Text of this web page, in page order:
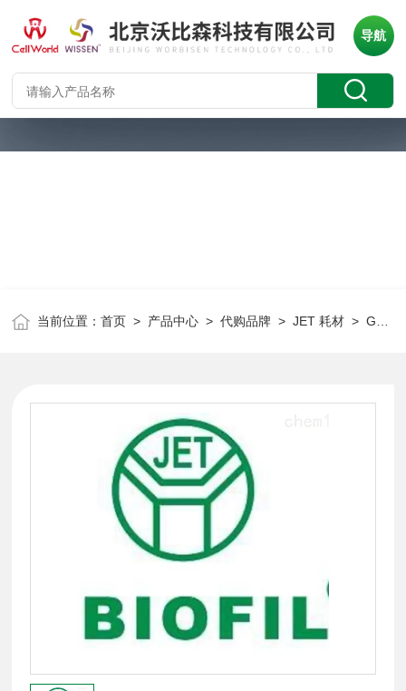
导航
当前位置：首页 > 产品中心 >代购品牌 >JET 耗材 > GSP000050JET 一次性抽吸移液管（灭菌）GSP000050